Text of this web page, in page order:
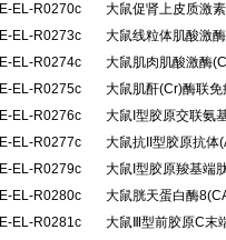
E-EL-R0270c
大鼠促肾上皮质激
E-EL-R0273c
大鼠线粒体肌酸激
E-EL-R0274c
大鼠肌肉肌酸激酶
E-EL-R0275c
大鼠肌酐(Cr)酶联
E-EL-R0276c
大鼠I型胶原交联氨
E-EL-R0277c
大鼠抗II型胶原抗体
E-EL-R0279c
大鼠I型胶原羧基端
E-EL-R0280c
大鼠胱天蛋白酶
E-EL-R0281c
大鼠Ⅲ型前胶原C末